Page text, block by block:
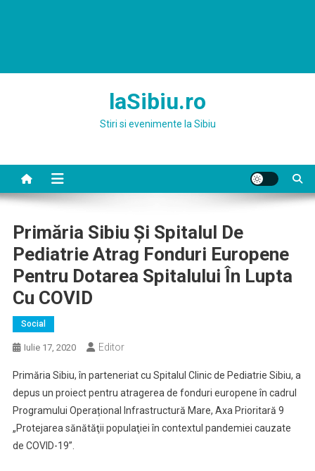
laSibiu.ro
Stiri si evenimente la Sibiu
Primăria Sibiu Și Spitalul De
Pediatrie Atrag Fonduri Europene
Pentru Dotarea Spitalului În Lupta
Cu COVID
Social
Iulie 17, 2020 Editor
Primăria Sibiu, în parteneriat cu Spitalul Clinic de Pediatrie Sibiu, a
depus un proiect pentru atragerea de fonduri europene în cadrul
Programului Operațional Infrastructură Mare, Axa Prioritară 9
„Protejarea sănătăţii populaţiei în contextul pandemiei cauzate
de COVID-19”.